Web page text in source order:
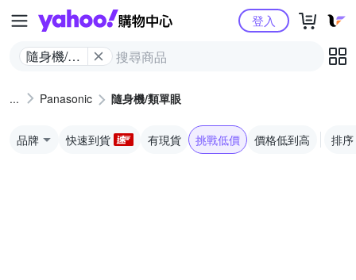
Yahoo購物中心
隨身機/類
登入
Panasonic 隨身機/類單眼
品牌 快速到貨 有現貨 挑戰低價 價格低到高 排序